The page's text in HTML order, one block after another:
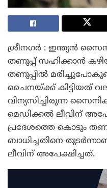
ശ്രീനഗർ : ഇന്ത്യൻ
തണുപ്പ് സഹിക്കാൻ
തണുപ്പിൽ
ചൈനയ്ക്ക് കിട്ടിയത്
വിന്യസിച്ചിരുന്ന
മെഡിക്കൽ ലീവിന്
പ്രദേശത്തെ കൊടും
ബാധിച്ചതിനെ
ലീവിന് അപേക്ഷിച്ചത്.